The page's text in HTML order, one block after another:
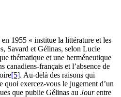
en 1955 « institue la littérature et les
Savard et Gélinas, selon Lucie
thématique et une herméneutique
canadiens-français et l’absence de
[5]. Au-delà des raisons qui
quoi exercez-vous le jugement d’un
que publie Gélinas au Jourentre